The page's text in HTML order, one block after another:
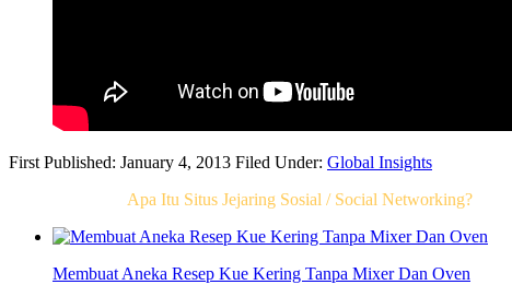
First Published: January 4, 2013 Filed Under: Global Insights
Apa Itu Situs Jejaring Sosial / Social Networking?
Membuat Aneka Resep Kue Kering Tanpa Mixer Dan Oven